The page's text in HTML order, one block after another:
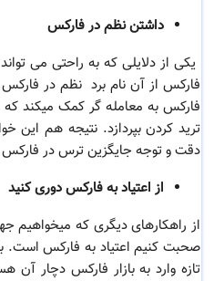
داشتننظم در فارکس
یکی از دلایلی که به راحتی می
فارکس از آن نام برد نظم در
فارکس به معامله گر کمک میکند که
ترید کردن بپردازد. نتیجه هم این
دقت و توجه جایگزینترس در
از اعتیاد به فارکس دوری کنید
از راهکارهای دیگری که میخواهیم
صحبت کنیم اعتیاد به فارکس است.
تازه وارد به بازار فارکس دچار آن